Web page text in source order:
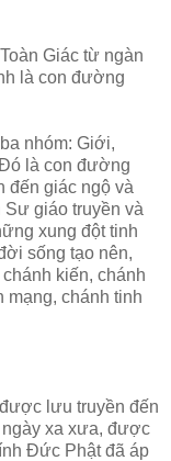
Giác từ ngàn
là con đường
nhóm: Giới,
là con đường
đến giác ngộ và
giáo truyền và
xung đột tinh
sống tạo nên,
kiến, chánh
mạng, chánh tinh
lưu truyền đến
xa xưa, được
Ðức Phật đã áp